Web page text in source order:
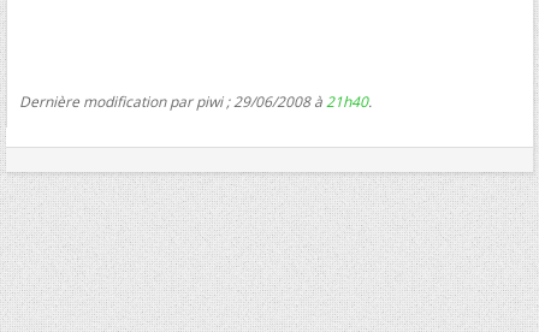
Dernière modification par piwi ; 29/06/2008 à21h40.